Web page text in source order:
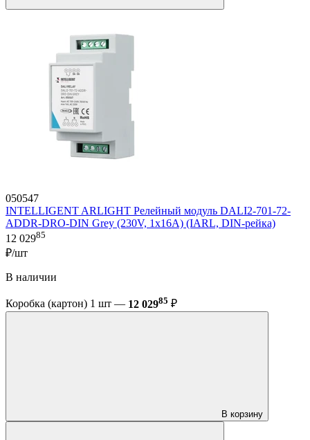
050547
INTELLIGENT ARLIGHT Релейный модуль DALI2-701-72-
ADDR-DRO-DIN Grey (230V, 1x16A) (IARL, DIN-рейка)
12 02985
₽/шт
В наличии
Коробка (картон) 1 шт — 12 02985 ₽
В корзину